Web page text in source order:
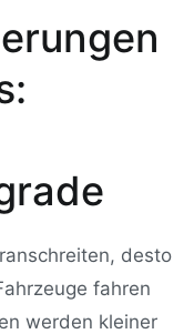
desto
fahren
werden kleiner